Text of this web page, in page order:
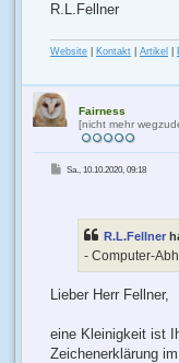
R.L.Fellner
Website Kontakt Artikel
Fairness
[nicht mehr
eSa., 10.10.2020, 09:18
R.L.Fellner
- Computer-
Lieber Herr Fellner,
eine Kleinigkeit ist
Zeichenerklärung im